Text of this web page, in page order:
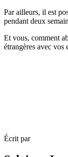
Par ailleurs, il est
pendant deux
Et vous, comment
étrangères avec vos
Écrit par